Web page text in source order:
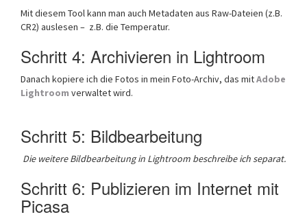
Mit diesem Tool kann man auch Metadaten aus Raw-Dateien (z.B.
CR2) auslesen – z.B. die Temperatur.
Schritt 4: Archivieren in Lightroom
Danach kopiere ich die Fotos in mein Foto-Archiv, das mitAdobe
Lightroom verwaltet wird.
Schritt 5: Bildbearbeitung
Die weitere Bildbearbeitung in Lightroom beschreibe ich separat.
Schritt 6: Publizieren im Internet mit
Picasa